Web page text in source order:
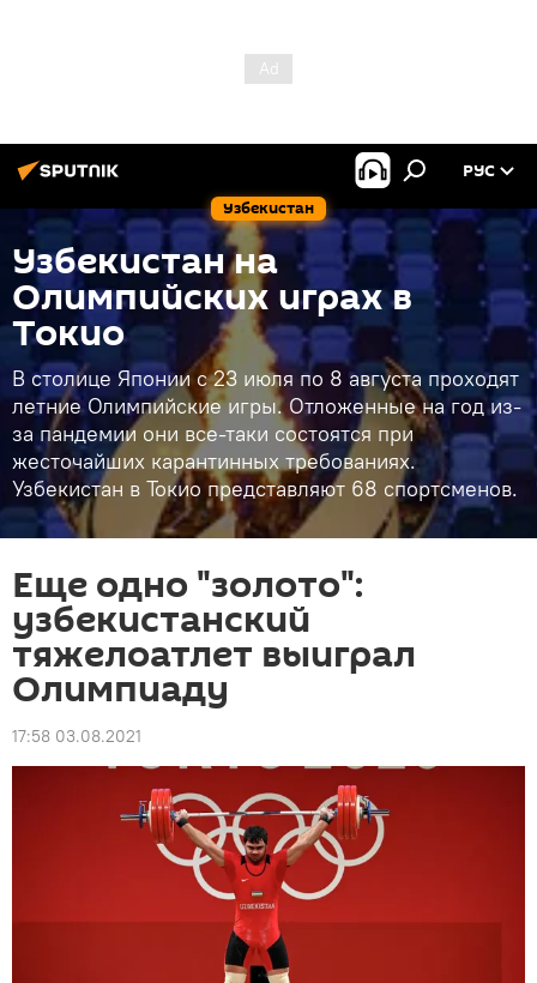
Узбекистан
РУС
Узбекистан на
Олимпийских играх в
Токио
В столице Японии с 23 июля по 8 августа проходят
летние Олимпийские игры. Отложенные на год из-
за пандемии они все-таки состоятся при
жесточайших карантинных требованиях.
Узбекистан в Токио представляют 68 спортсменов.
Еще одно "золото":
узбекистанский
тяжелоатлет выиграл
Олимпиаду
17:58 03.08.2021